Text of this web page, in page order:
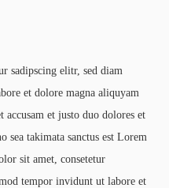
sadipscing elitr, sed diam
et dolore magna aliquyam
accusam et justo duo dolores et
sea takimata sanctus est Lorem
sit amet, consetetur
tempor invidunt ut labore et